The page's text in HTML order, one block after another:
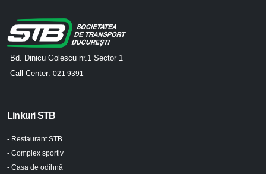
Bd. Dinicu Golescu nr.1 Sector 1
Call Center: 021 9391
Linkuri STB
- Restaurant STB
- Complex sportiv
- Casa de odihnă